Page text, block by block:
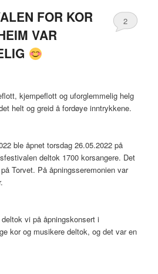
FOR KOR
VAR
2
kjempeflott og uforglemmelig helg
helt og greid å fordøye inntrykkene.
ble åpnet torsdag 26.05.2022 på
deltok 1700 korsangere. Det
Torvet. På åpningsseremonien var
vi på åpningskonsert i
kor og musikere deltok, og det var en